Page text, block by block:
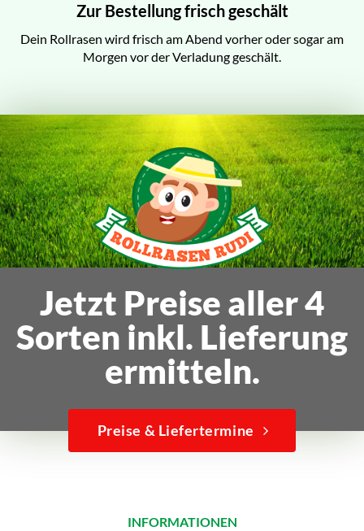
Zur Bestellung frisch geschält
Dein Rollrasen wird frisch am Abend vorher oder sogar am
Morgen vor der Verladung geschält.
Jetzt Preise aller 4
Sorten inkl. Lieferung
ermitteln.
Preise & Liefertermine
INFORMATIONEN